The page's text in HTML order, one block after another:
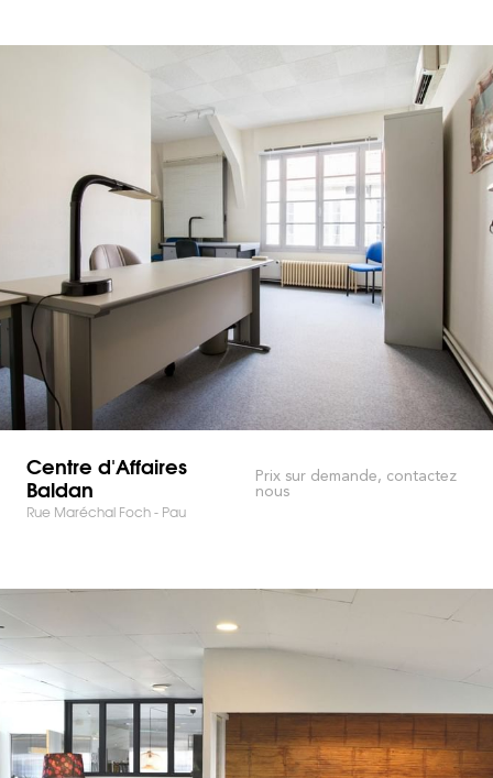
Centre d'Affaires
Baldan
Rue Maréchal Foch - Pau
Prix sur demande, contactez
nous